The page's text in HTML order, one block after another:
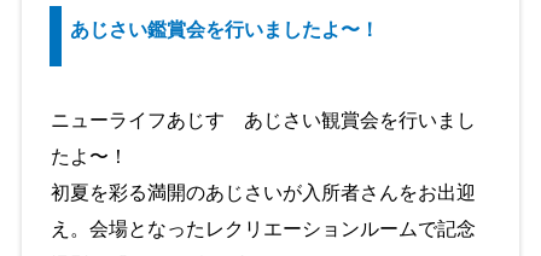
あじさい鑑賞会を行いましたよ〜！
ニューライフあじす あじさい観賞会を行いまし
たよ〜！
初夏を彩る満開のあじさいが入所者さんをお出迎
え。会場となったレクリエーションルームで記念